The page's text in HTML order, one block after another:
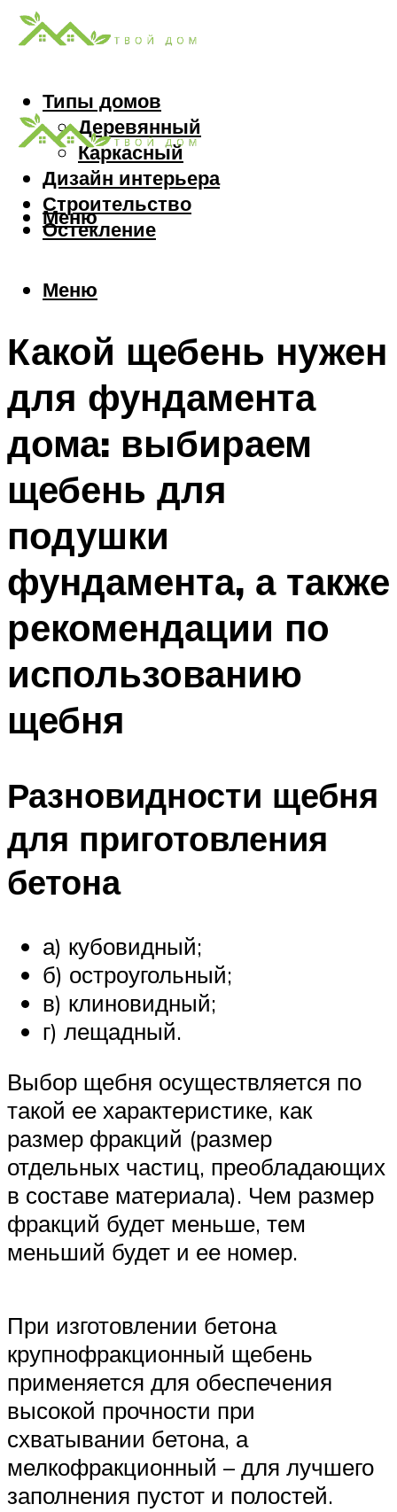
Типы домов
Деревянный
Каркасный
Дизайн интерьера
Строительство
Остекление
Меню
Меню
Какой щебень нужен
для фундамента
дома: выбираем
щебень для
подушки
фундамента, а также
рекомендации по
использованию
щебня
Разновидности щебня
для приготовления
бетона
а) кубовидный;
б) остроугольный;
в) клиновидный;
г) лещадный.
Выбор щебня осуществляется по
такой ее характеристике, как
размер фракций (размер
отдельных частиц, преобладающих
в составе материала). Чем размер
фракций будет меньше, тем
меньший будет и ее номер.
При изготовлении бетона
крупнофракционный щебень
применяется для обеспечения
высокой прочности при
схватывании бетона, а
мелкофракционный – для лучшего
заполнения пустот и полостей.